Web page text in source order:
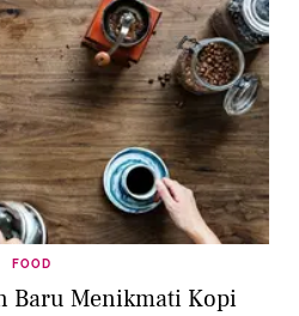
FOOD
Baru Menikmati Kopi